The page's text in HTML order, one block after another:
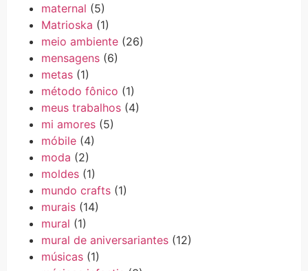
maternal (5)
Matrioska (1)
meio ambiente (26)
mensagens (6)
metas (1)
método fônico (1)
meus trabalhos (4)
mi amores (5)
móbile (4)
moda (2)
moldes (1)
mundo crafts (1)
murais (14)
mural (1)
mural de aniversariantes (12)
músicas (1)